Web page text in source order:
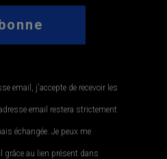
email, j'accepte de recevoir les
email restera strictement
échangée. Je peux me
au lien présent dans